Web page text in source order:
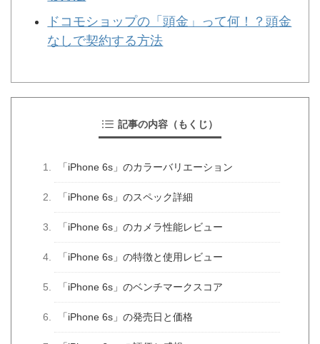
ドコモショップの「頭金」って何！？頭金
なしで契約する方法
記事の内容（もくじ）
「iPhone 6s」のカラーバリエーション
「iPhone 6s」のスペック詳細
「iPhone 6s」のカメラ性能レビュー
「iPhone 6s」の特徴と使用レビュー
「iPhone 6s」のベンチマークスコア
「iPhone 6s」の発売日と価格